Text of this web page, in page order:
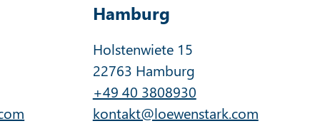
Hamburg
Holstenwiete 15
22763 Hamburg
+49 40 3808930
kontakt@loewenstark.com